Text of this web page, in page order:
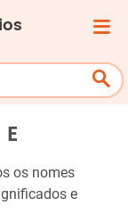
os nomes
e